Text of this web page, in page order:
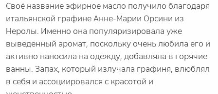
Своё название эфирное масло получило благодаря
итальянской графине Анне-Марии Орсини из
Неролы. Именно она популяризировала уже
выведенный аромат, поскольку очень любила его и
активно наносила на одежду, добавляла в горячие
ванны. Запах, который излучала графиня, влюблял
в себя и ассоциировался с красотой и